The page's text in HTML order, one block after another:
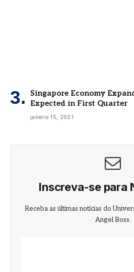
Singapore Economy
Expected in First Quarter
janeiro 15, 2021
Inscreva-se para
Receba as últimas notícias do
Angel Boss.